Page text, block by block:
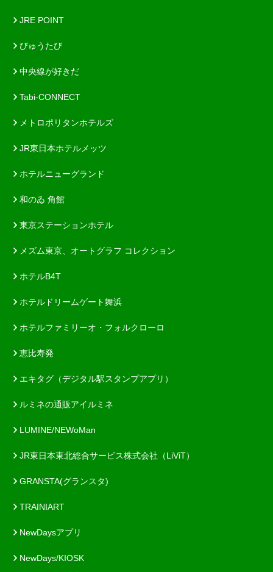
JRE POINT
びゅうたび
中央線が好きだ
Tabi-CONNECT
メトロポリタンホテルズ
JR東日本ホテルメッツ
ホテルニューグランド
和のゐ 角館
東京ステーションホテル
メズム東京、オートグラフ コレクション
ホテルB4T
ホテルドリームゲート舞浜
ホテルファミリーオ・フォルクローロ
恵比寿発
エキタグ（デジタル駅スタンプアプリ）
ルミネの通販アイルミネ
LUMINE/NEWoMan
JR東日本東北総合サービス株式会社（LiViT）
GRANSTA(グランスタ)
TRAINIART
NewDaysアプリ
NewDays/KIOSK